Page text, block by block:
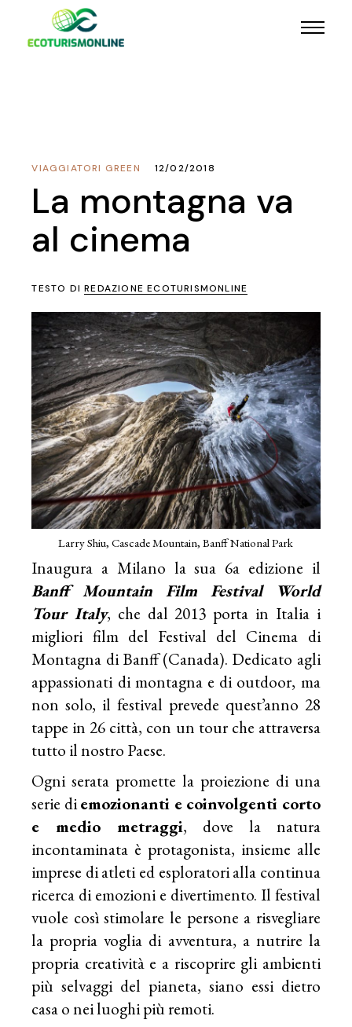
VIAGGIATORI GREEN 12/02/2018
La montagna va
al cinema
TESTO DIREDAZIONE ECOTURISMONLINE
Larry Shiu, Cascade Mountain, Banff National Park
Inaugura a Milano la sua 6a edizione il
Banff Mountain Film Festival World
Tour Italy, che dal 2013 porta in Italia i
migliori film del Festival del Cinema di
Montagna di Banff (Canada). Dedicato agli
appassionati di montagna e di outdoor, ma
non solo, il festival prevede quest’anno 28
tappe in 26 città, con un tour che attraversa
tutto il nostro Paese.
Ogni serata promette la proiezione di una
serie diemozionanti e coinvolgenti corto
e medio metraggi, dove la natura
incontaminata è protagonista, insieme alle
imprese di atleti ed esploratori alla continua
ricerca di emozioni e divertimento. Il festival
vuole così stimolare le persone a risvegliare
la propria voglia di avventura, a nutrire la
propria creatività e a riscoprire gli ambienti
più selvaggi del pianeta, siano essi dietro
casa o nei luoghi più remoti.